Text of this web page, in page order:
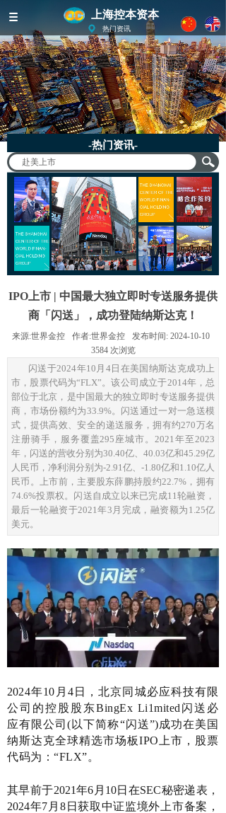
上海控本资本
热门资讯
-热门资讯-
IPO上市 | 中国最大独立即时专送服务提供
商「闪送」，成功登陆纳斯达克！
来源:世界金控 作者:世界金控 发布时间: 2024-10-10
3584 次浏览
闪送于2024年10月4日在美国纳斯达克成功上
市，股票代码为“FLX”。该公司成立于2014年，总
部位于北京，是中国最大的独立即时专送服务提供
商，市场份额约为33.9%。闪送通过一对一急送模
式，提供高效、安全的递送服务，拥有约270万名
注册骑手，服务覆盖295座城市。2021年至2023
年，闪送的营收分别为30.40亿、40.03亿和45.29亿
人民币，净利润分别为-2.91亿、-1.80亿和1.10亿人
民币。上市前，主要股东薛鹏持股约22.7%，拥有
74.6%投票权。闪送自成立以来已完成11轮融资，
最后一轮融资于2021年3月完成，融资额为1.25亿
美元。
2024年10月4日，北京同城必应科技有限
公司的控股股东BingEx Li1mited闪送必
应有限公司(以下简称“闪送”)成功在美国
纳斯达克全球精选市场板IPO上市，股票
代码为：“FLX”。
其早前于2021年6月10日在SEC秘密递表，
2024年7月8日获取中证监境外上市备案，